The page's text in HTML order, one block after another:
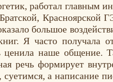
работал главным
Красноярской
большое
Я часто
наше общение.
речь формирует
суетимся, а написание